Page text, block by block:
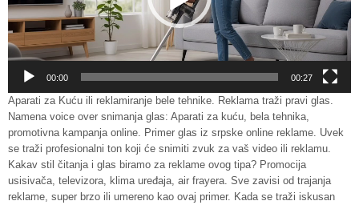
00:00 00:27
Aparati za Kuću ili reklamiranje bele tehnike. Reklama traži pravi glas.
Namena voice over snimanja glas: Aparati za kuću, bela tehnika,
promotivna kampanja online. Primer glas iz srpske online reklame. Uvek
se traži profesionalni ton koji će snimiti zvuk za vaš video ili reklamu.
Kakav stil čitanja i glas biramo za reklame ovog tipa? Promocija
usisivača, televizora, klima uređaja, air frayera. Sve zavisi od trajanja
reklame, super brzo ili umereno kao ovaj primer. Kada se traži iskusan